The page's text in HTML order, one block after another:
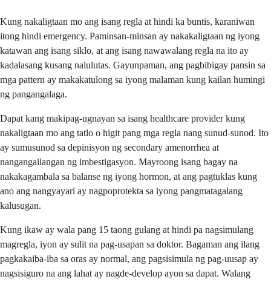
Kung nakaligtaan mo ang isang regla at hindi ka buntis, karaniwan
itong hindi emergency. Paminsan-minsan ay nakakaligtaan ng iyong
katawan ang isang siklo, at ang isang nawawalang regla na ito ay
kadalasang kusang nalulutas. Gayunpaman, ang pagbibigay pansin sa
mga pattern ay makakatulong sa iyong malaman kung kailan humingi
ng pangangalaga.
Dapat kang makipag-ugnayan sa isang healthcare provider kung
nakaligtaan mo ang tatlo o higit pang mga regla nang sunud-sunod. Ito
ay sumusunod sa depinisyon ng secondary amenorrhea at
nangangailangan ng imbestigasyon. Mayroong isang bagay na
nakakagambala sa balanse ng iyong hormon, at ang pagtuklas kung
ano ang nangyayari ay nagpoprotekta sa iyong pangmatagalang
kalusugan.
Kung ikaw ay wala pang 15 taong gulang at hindi pa nagsimulang
magregla, iyon ay sulit na pag-usapan sa doktor. Bagaman ang ilang
pagkakaiba-iba sa oras ay normal, ang pagsisimula ng pag-uusap ay
nagsisiguro na ang lahat ay nagde-develop ayon sa dapat. Walang